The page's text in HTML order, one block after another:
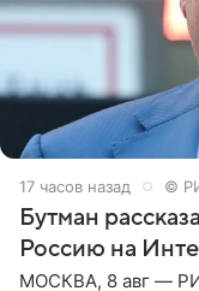
17 часов назад ©
Бутман
Россию на
МОСКВА, 8 авг —